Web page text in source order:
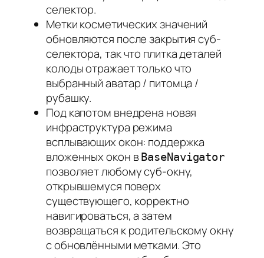
селектор.
Метки косметических значений
обновляются после закрытия суб-
селектора, так что плитка деталей
колоды отражает только что
выбранный аватар / питомца /
рубашку.
Под капотом внедрена новая
инфраструктура режима
всплывающих окон: поддержка
вложенных окон вBaseNavigator
позволяет любому суб-окну,
открывшемуся поверх
существующего, корректно
навигироваться, а затем
возвращаться к родительскому окну
с обновлёнными метками. Это